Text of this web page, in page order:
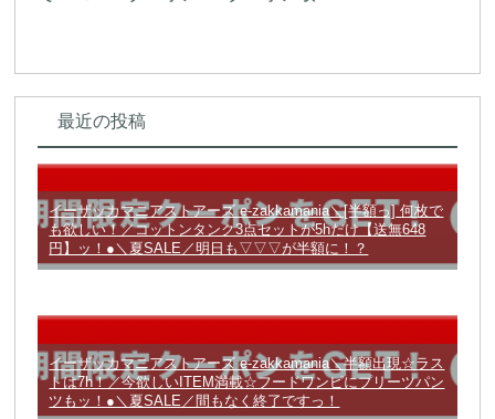
最近の投稿
イーザッカマニアストアーズ e-zakkamania＼[半額っ] 何枚で
も欲しい！／コットンタンク3点セットが5hだけ【送無648
円】ッ！●＼夏SALE／明日も▽▽▽が半額に！？
イーザッカマニアストアーズ e-zakkamania＼半額出現☆ラス
トは7h！／今欲しいITEM満載☆フードワンピにプリーツパン
ツもッ！●＼夏SALE／間もなく終了ですっ！